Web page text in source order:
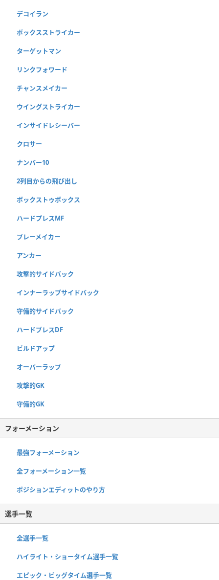
デコイラン
ボックスストライカー
ターゲットマン
リンクフォワード
チャンスメイカー
ウイングストライカー
インサイドレシーバー
クロサー
ナンバー10
2列目からの飛び出し
ボックストゥボックス
ハードプレスMF
プレーメイカー
アンカー
攻撃的サイドバック
インナーラップサイドバック
守備的サイドバック
ハードプレスDF
ビルドアップ
オーバーラップ
攻撃的GK
守備的GK
フォーメーション
最強フォーメーション
全フォーメーション一覧
ポジションエディットのやり方
選手一覧
全選手一覧
ハイライト・ショータイム選手一覧
エピック・ビッグタイム選手一覧